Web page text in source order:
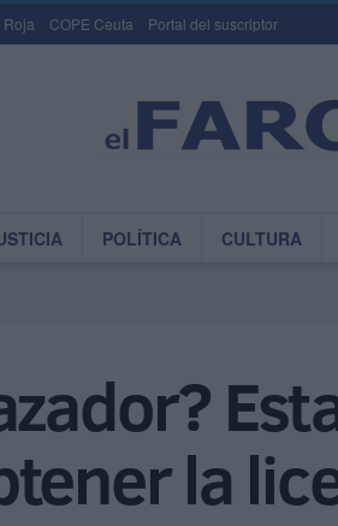
Roja COPE Ceuta Portal del suscriptor
POLÍTICA CULTURA
la